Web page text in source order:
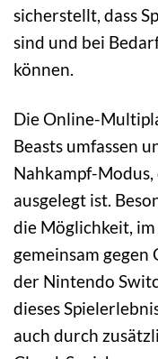
sicherstellt, dass
sind und bei
können.
Die Online-
Beasts umfassen
Nahkampf-
ausgelegt ist.
die Möglichkeit,
gemeinsam
der Nintendo
dieses
auch durch